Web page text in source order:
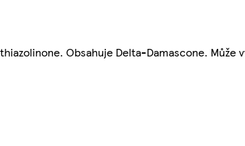
Obsahuje Delta-Damascone. Může